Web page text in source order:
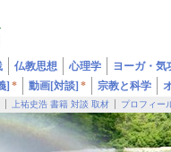
仏教思想 心理学
ヨーガ・気
] * 動画[対談] * 宗教と科学
上祐史浩 書籍 対談 取材 プロフィー